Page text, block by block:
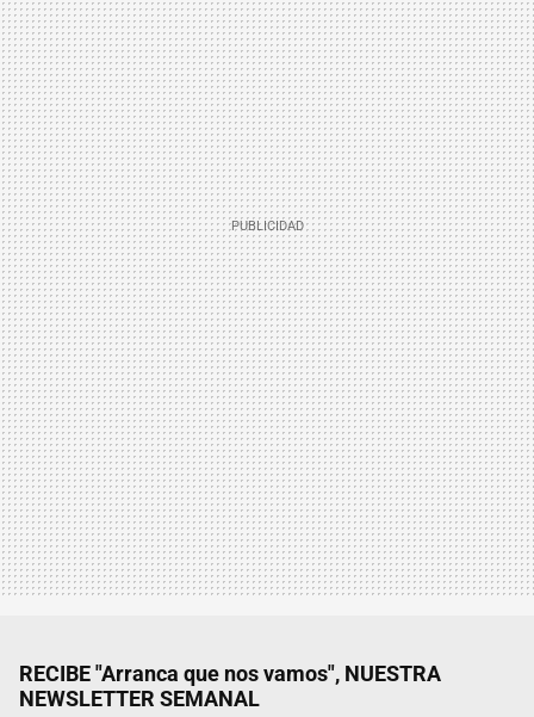
RECIBE "Arranca que nos vamos", NUESTRA
NEWSLETTER SEMANAL